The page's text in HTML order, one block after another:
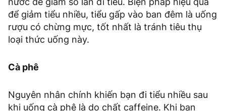
để giảm tiểu nhiều, tiểu gấp vào ban đêm là uống
rượu có chừng mực, tốt nhất là tránh tiêu thụ
loại thức uống này.
Cà phê
Nguyên nhân chính khiến bạn đi tiểu nhiều sau
khi uống cà phê là do chất caffeine. Khi bạn